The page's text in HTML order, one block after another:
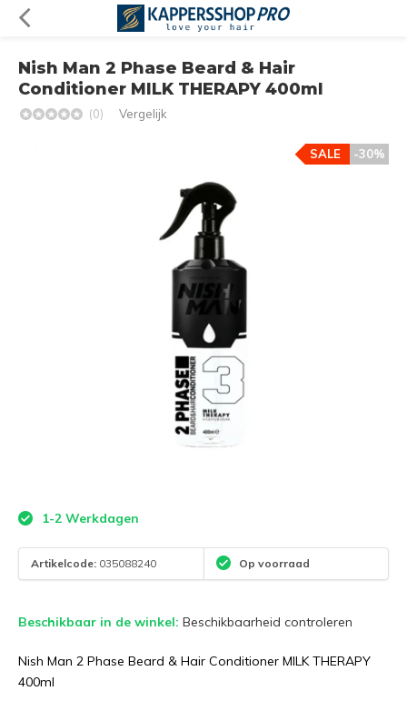
Nish Man 2 Phase Beard & Hair
Conditioner MILK THERAPY 400ml
(0) Vergelijk
-30%
SALE
1-2 Werkdagen
Artikelcode: 035088240 Op voorraad
Beschikbaar in de winkel: Beschikbaarheid controleren
Nish Man 2 Phase Beard & Hair Conditioner MILK THERAPY
400ml